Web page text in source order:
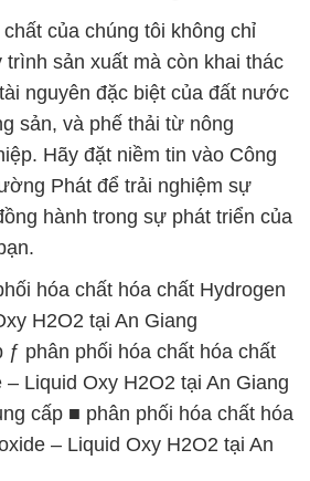
Hãy đặt niềm tin vào Công
Phát để trải nghiệm sự
hành trong sự phát triển của
hóa chất hóa chất Hydrogen
H2O2 tại An Giang
ƒ phân phối hóa chất hóa chất
Liquid Oxy H2O2 tại An Giang
cấp ■ phân phối hóa chất hóa
– Liquid Oxy H2O2 tại An
thương mại hóa chất hóa chất
– Liquid Oxy H2O2 tại An Giang
\ bán hóa chất hóa chất
– Liquid Oxy H2O2 tại An Giang